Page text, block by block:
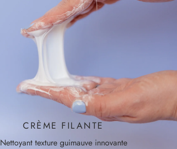
CRÈME FILANTE
Nettoyant texture guimauve innovante